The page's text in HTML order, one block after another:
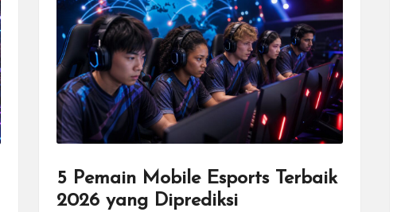
5 Pemain Mobile Esports Terbaik
2026 yang Diprediksi